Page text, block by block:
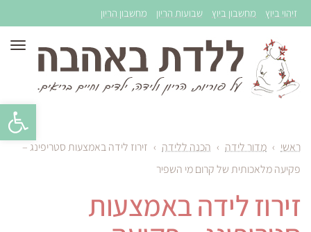
זיהוי ביוץ מחשבון ביוץ שבועות הריון מחשבון הריון
ראשי › מדור לידה › הכנה ללידה › זירוז לידה באמצעות סטריפינג –
פקיעה מלאכותית של קרום מי השפיר
זירוז לידה באמצעות
פתח